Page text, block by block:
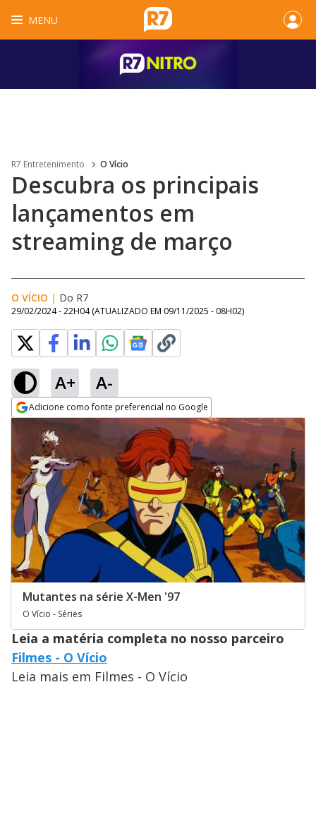
MENU
R7 Entretenimento O Vício
Descubra os principais
lançamentos em
streaming de março
O VÍCIO | Do R7
29/02/2024 - 22H04 (ATUALIZADO EM 09/11/2025 - 08H02)
A+ A-
Adicione como fonte preferencial no Google
Opens in new window
Mutantes na série X-Men '97
O Vício - Séries
Leia a matéria completa no nosso parceiro
Filmes - O Vício
Leia mais em Filmes - O Vício